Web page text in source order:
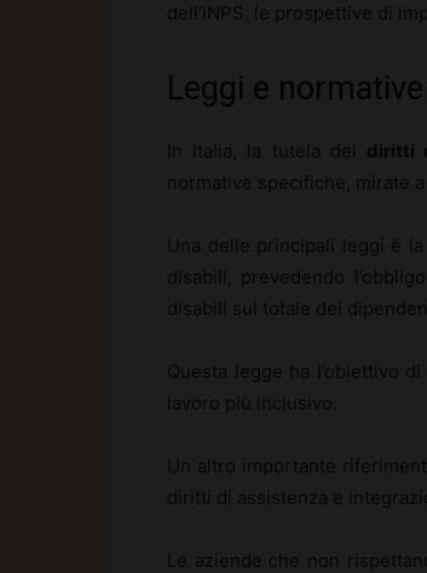
dell’INPS, le prospettive di
Leggi e
In Italia, la tutela dei diritti
normative specifiche, mirate
Una delle principali leggi è la
disabili, prevedendo
disabili sul totale dei
Questa legge ha l’obiettivo
lavoro più inclusivo.
Un altro importante
diritti di assistenza e
Le aziende che non